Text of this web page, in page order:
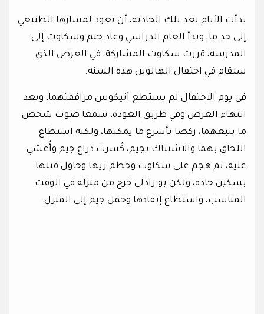
بدأت الأيام بعد تلك الحادثة، أن تعود لمسارها الطبيعي
إلى حد ما، وبدأ العام الدراسي وعاد جيم وسكاوت إلى
المدرسة، قررت سكاوت المشاركة، في العرض الذي
سيقام في احتفال الهالوين هذه السنة.
في يوم الاحتفال لم يستطع أتيكوس مرافقتهما، وبعد
انتهاء العرض وفي طريق العودة، سمعا صوت شخص
ما يتبعهما، ركضا بأسرع ما يمكنها، ولكنه استطاع
اللحاق بهما والاشتباك بجيم، كُسرت ذراع جيم وأُغشي
عليه، ثم هجم على سكاوت وحطم زيها وحاول قتلها
بسكين حادة، ولكن بو رادلي خرج من منزله في الوقت
المناسب، واستطاع إنقاذها وحمل جيم إلى المنزل.